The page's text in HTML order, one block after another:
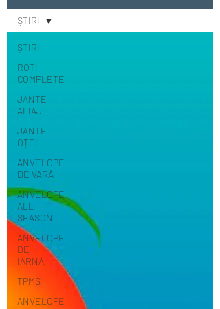
ȘTIRI
ROȚI
COMPLETE
JANTE
ALIAJ
JANTE
OȚEL
ANVELOPE
DE VARĂ
ANVELOPE
ALL
SEASON
ANVELOPE
DE
IARNĂ
TPMS
ANVELOPE
ȘTIRI